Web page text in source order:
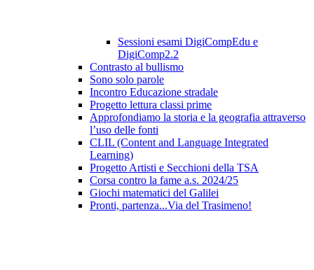
Sessioni esami DigiCompEdu e
DigiComp2.2
Contrasto al bullismo
Sono solo parole
Incontro Educazione stradale
Progetto lettura classi prime
Approfondiamo la storia e la geografia attraverso
l’uso delle fonti
CLIL (Content and Language Integrated
Learning)
Progetto Artisti e Secchioni della TSA
Corsa contro la fame a.s. 2024/25
Giochi matematici del Galilei
Pronti, partenza...Via del Trasimeno!